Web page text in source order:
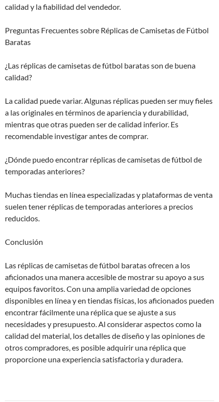
calidad y la fiabilidad del vendedor.
Preguntas Frecuentes sobre Réplicas de Camisetas de Fútbol
Baratas
¿Las réplicas de camisetas de fútbol baratas son de buena
calidad?
La calidad puede variar. Algunas réplicas pueden ser muy fieles
a las originales en términos de apariencia y durabilidad,
mientras que otras pueden ser de calidad inferior. Es
recomendable investigar antes de comprar.
¿Dónde puedo encontrar réplicas de camisetas de fútbol de
temporadas anteriores?
Muchas tiendas en línea especializadas y plataformas de venta
suelen tener réplicas de temporadas anteriores a precios
reducidos.
Conclusión
Las réplicas de camisetas de fútbol baratas ofrecen a los
aficionados una manera accesible de mostrar su apoyo a sus
equipos favoritos. Con una amplia variedad de opciones
disponibles en línea y en tiendas físicas, los aficionados pueden
encontrar fácilmente una réplica que se ajuste a sus
necesidades y presupuesto. Al considerar aspectos como la
calidad del material, los detalles de diseño y las opiniones de
otros compradores, es posible adquirir una réplica que
proporcione una experiencia satisfactoria y duradera.